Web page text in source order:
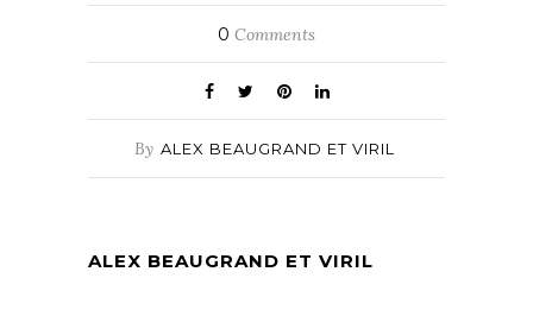
0 Comments
By ALEX BEAUGRAND ET VIRIL
ALEX BEAUGRAND ET VIRIL